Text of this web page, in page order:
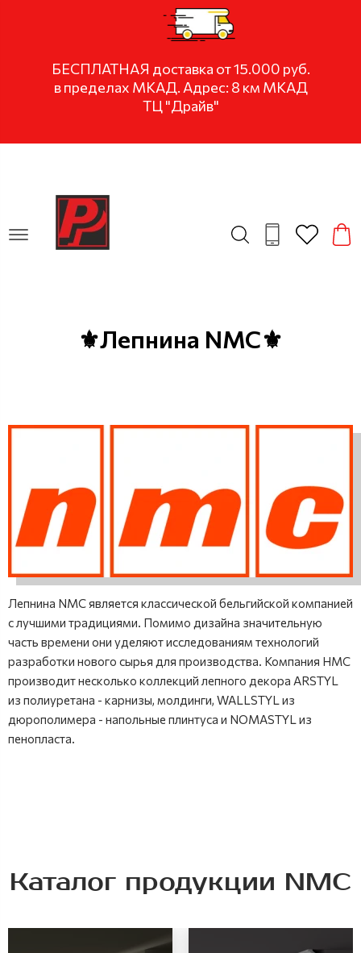
БЕСПЛАТНАЯ доставка от 15.000 руб.
в пределах МКАД. Адрес: 8 км МКАД
ТЦ "Драйв"
⚜Лепнина NMC⚜
Лепнина NMC является классической бельгийской компанией
с лучшими традициями. Помимо дизайна значительную
часть времени они уделяют исследованиям технологий
разработки нового сырья для производства. Компания НМС
производит несколько коллекций лепного декора ARSTYL
из полиуретана - карнизы, молдинги, WALLSTYL из
дюрополимера - напольные плинтуса и NOMASTYL из
пенопласта.
Каталог продукции NMC